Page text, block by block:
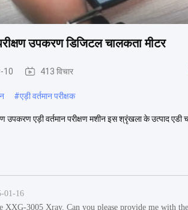
उपकरण डिजिटल चालकता मीटर
10 413 विचार
#एड़ी वर्तमान परीक्षक
उपकरण एड़ी वर्तमान परीक्षण मशीन इस श्रृंखला के उत्पाद
01-16
XXG-3005 Xray. Can you please provide me with